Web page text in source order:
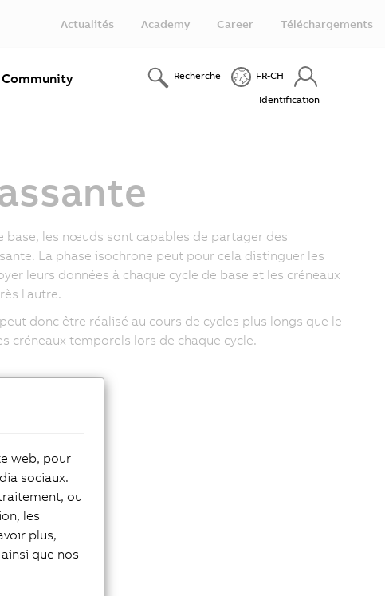
Actualités Academy Career Téléchargements
Community Recherche FR-CH
Identification
base, les nœuds sont capables de partager des
La phase isochrone peut pour cela distinguer les
leurs données à chaque cycle de base et les créneaux
l'autre.
donc être réalisé au cours de cycles plus longs que le
créneaux temporels lors de chaque cycle.
web, pour
sociaux.
ou
les
plus,
que nos